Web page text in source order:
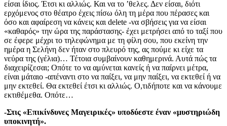
είσαι ίδιος. Έτσι κι αλλιώς. Και να το ’θελες. Δεν είσαι, διότι
ερχόμενος στο θέατρο έχεις πίσω όλη τη μέρα που πέρασες και
όσο και αφαίρεση να κάνεις και delete -να σβήσεις για να είσαι
«καθαρός» την ώρα της παράστασης- έχει μετρήσει από το ταξί που
σε έφερε μέχρι το τηλεφώνημα με τη φίλη σου, που εκείνη την
ημέρα η Σελήνη δεν ήταν στο πλευρό της, ας πούμε κι είχε τα
νεύρα της (γέλια)… Τέτοια συμβαίνουν καθημερινά. Αυτά πώς τα
διαχειρίζεσαι; Οπότε το να αμύνεται κανείς ή να παίρνει μέτρα,
είναι μάταιο -απέναντι στο να παίξει, να μην παίξει, να εκτεθεί ή να
μην εκτεθεί. Θα εκτεθεί έτσι κι αλλιώς. Ο,τιδήποτε και να κάνουμε
εκτιθέμεθα. Οπότε…
-Στις «Επικίνδυνες Μαγειρικές» υποδύεστε έναν «μυστηριώδη
υποκινητή».